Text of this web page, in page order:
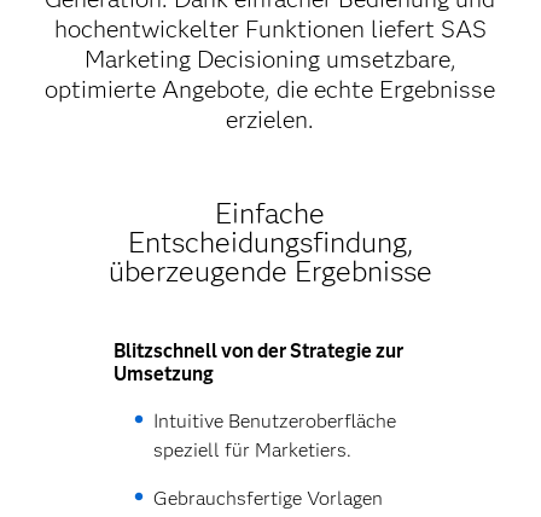
hochentwickelter Funktionen liefert SAS
Marketing Decisioning umsetzbare,
optimierte Angebote, die echte Ergebnisse
erzielen.
Einfache
Entscheidungsfindung,
überzeugende Ergebnisse
Blitzschnell von der Strategie zur
Umsetzung
Intuitive Benutzeroberfläche
speziell für Marketiers.
Gebrauchsfertige Vorlagen